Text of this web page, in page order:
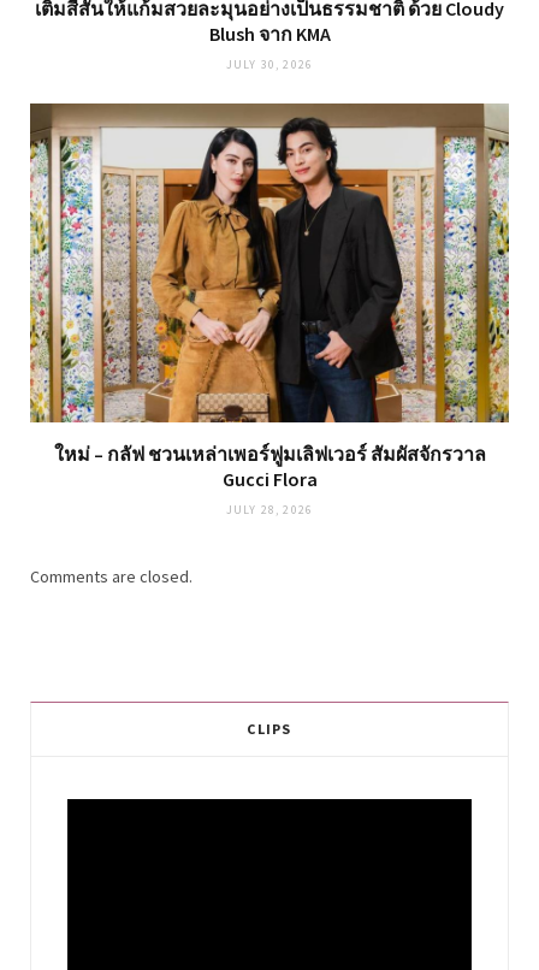
เติมสีสันให้แก้มสวยละมุนอย่างเป็นธรรมชาติ ด้วย Cloudy
Blush จาก KMA
JULY 30, 2026
ใหม่ – กลัฟ ชวนเหล่าเพอร์ฟูมเลิฟเวอร์ สัมผัสจักรวาล
Gucci Flora
JULY 28, 2026
Comments are closed.
CLIPS